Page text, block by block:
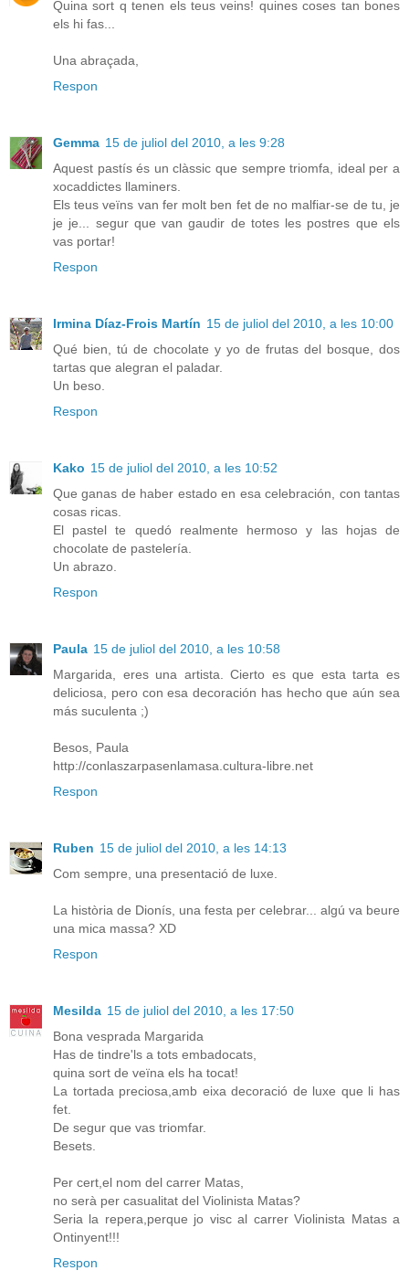
Quina sort q tenen els teus veins! quines coses tan bones
els hi fas...
Una abraçada,
Respon
Gemma 15 de juliol del 2010, a les 9:28
Aquest pastís és un clàssic que sempre triomfa, ideal per a
xocaddictes llaminers.
Els teus veïns van fer molt ben fet de no malfiar-se de tu, je
je je... segur que van gaudir de totes les postres que els
vas portar!
Respon
Irmina Díaz-Frois Martín 15 de juliol del 2010, a les 10:00
Qué bien, tú de chocolate y yo de frutas del bosque, dos
tartas que alegran el paladar.
Un beso.
Respon
Kako 15 de juliol del 2010, a les 10:52
Que ganas de haber estado en esa celebración, con tantas
cosas ricas.
El pastel te quedó realmente hermoso y las hojas de
chocolate de pastelería.
Un abrazo.
Respon
Paula 15 de juliol del 2010, a les 10:58
Margarida, eres una artista. Cierto es que esta tarta es
deliciosa, pero con esa decoración has hecho que aún sea
más suculenta ;)
Besos, Paula
http://conlaszarpasenlamasa.cultura-libre.net
Respon
Ruben 15 de juliol del 2010, a les 14:13
Com sempre, una presentació de luxe.
La història de Dionís, una festa per celebrar... algú va beure
una mica massa? XD
Respon
Mesilda 15 de juliol del 2010, a les 17:50
Bona vesprada Margarida
Has de tindre'ls a tots embadocats,
quina sort de veïna els ha tocat!
La tortada preciosa,amb eixa decoració de luxe que li has
fet.
De segur que vas triomfar.
Besets.
Per cert,el nom del carrer Matas,
no serà per casualitat del Violinista Matas?
Seria la repera,perque jo visc al carrer Violinista Matas a
Ontinyent!!!
Respon